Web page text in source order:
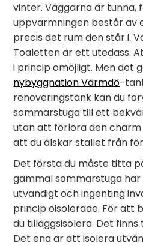
vinter. Väggarna är tunna,
uppvärmningen består av
precis det rum den står i.
Toaletten är ett utedass.
i princip omöjligt. Men det
nybyggnation Värmdö-
renoveringstänk kan du
sommarstuga till ett
utan att förlora den
att du älskar stället från
Det första du måste titta
gammal sommarstuga
utvändigt och ingenting
princip oisolerade. För att
du tilläggsisolera. Det
Det ena är att isolera